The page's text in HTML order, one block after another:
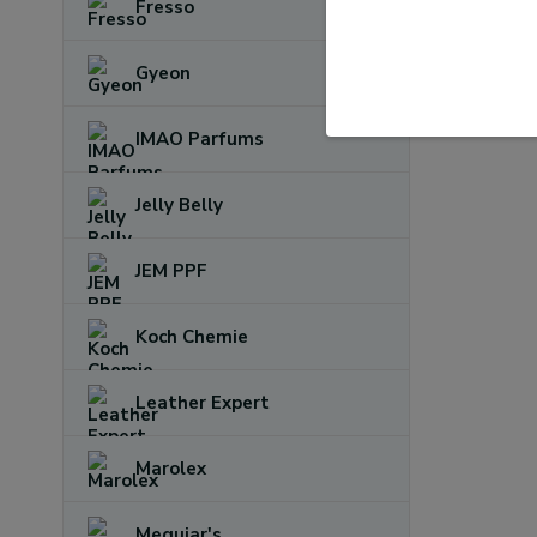
Fresso
Gyeon
IMAO Parfums
Jelly Belly
JEM PPF
Koch Chemie
Leather Expert
Marolex